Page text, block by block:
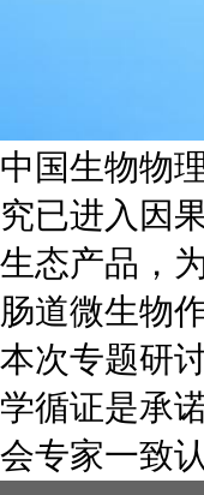
中国生物物
究已进入因
生态产品，
肠道微生物
本次专题研
学循证是承
会专家一致